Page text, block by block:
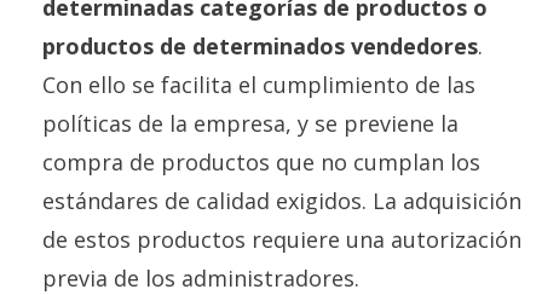
determinadas categorías de productos o
productos de determinados vendedores.
Con ello se facilita el cumplimiento de las
políticas de la empresa, y se previene la
compra de productos que no cumplan los
estándares de calidad exigidos. La adquisición
de estos productos requiere una autorización
previa de los administradores.